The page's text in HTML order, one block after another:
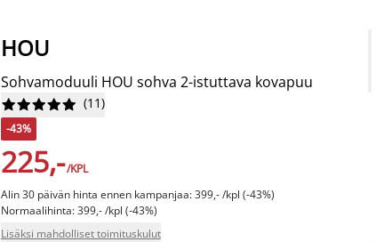
HOU
Sohvamoduuli HOU sohva 2-istuttava kovapuu





 (11)
-43%
225,-/KPL
Alin 30 päivän hinta ennen kampanjaa: 399,- /kpl (-43%)
Normaalihinta: 399,- /kpl (-43%)
Lisäksi mahdolliset toimituskulut